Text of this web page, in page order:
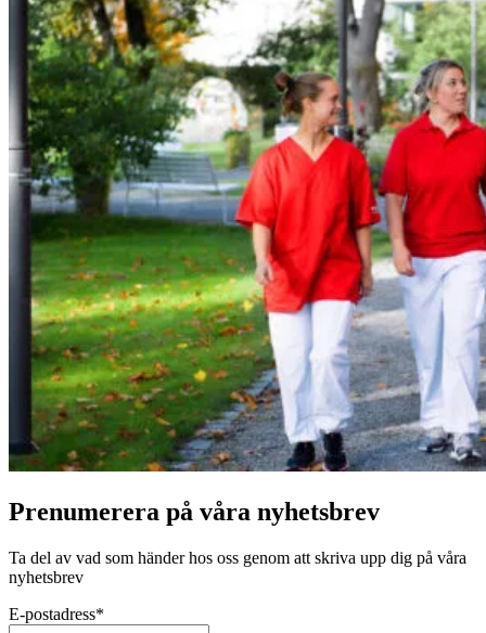
Prenumerera på våra nyhetsbrev
Ta del av vad som händer hos oss genom att skriva upp dig på våra
nyhetsbrev
E-postadress*